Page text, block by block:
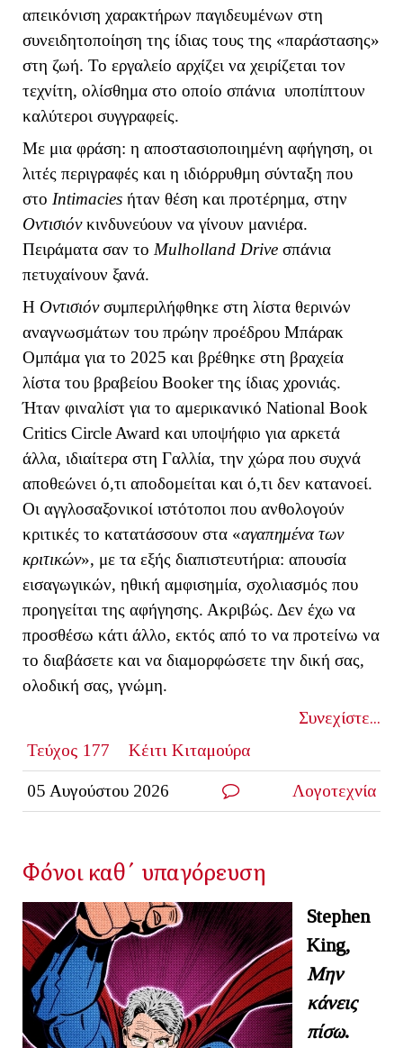
απεικόνιση χαρακτήρων παγιδευμένων στη
συνειδητοποίηση της ίδιας τους της «παράστασης»
στη ζωή. Το εργαλείο αρχίζει να χειρίζεται τον
τεχνίτη, ολίσθημα στο οποίο σπάνια υποπίπτουν
καλύτεροι συγγραφείς.
Με μια φράση: η αποστασιοποιημένη αφήγηση, οι
λιτές περιγραφές και η ιδιόρρυθμη σύνταξη που
στο Intimacies ήταν θέση και προτέρημα, στην
Οντισιόνκινδυνεύουν να γίνουν μανιέρα.
Πειράματα σαν το Mulholland Drive σπάνια
πετυχαίνουν ξανά.
Η Οντισιόνσυμπεριλήφθηκε στη λίστα θερινών
αναγνωσμάτων του πρώην προέδρου Μπάρακ
Ομπάμα για το 2025 και βρέθηκε στη βραχεία
λίστα του βραβείου Bookerτης ίδιας χρονιάς.
Ήταν φιναλίστ για το αμερικανικό National Book
Critics Circle Award και υποψήφιο για αρκετά
άλλα, ιδιαίτερα στη Γαλλία, την χώρα που συχνά
αποθεώνει ό,τι αποδομείται και ό,τι δεν κατανοεί.
Οι αγγλοσαξονικοί ιστότοποι που ανθολογούν
κριτικές το κατατάσσουν στα «αγαπημένα των
κριτικών», με τα εξής διαπιστευτήρια: απουσία
εισαγωγικών, ηθική αμφισημία, σχολιασμός που
προηγείται της αφήγησης. Ακριβώς. Δεν έχω να
προσθέσω κάτι άλλο, εκτός από το να προτείνω να
το διαβάσετε και να διαμορφώσετε την δική σας,
ολοδική σας, γνώμη.
Συνεχίστε...
Τεύχος 177
Κέιτι Κιταμούρα
05 Αυγούστου 2026 Λογοτεχνία
Φόνοι καθ΄ υπαγόρευση
Stephen
King,
Μην
κάνεις
πίσω.